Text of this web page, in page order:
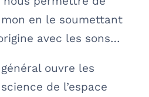
en le soumettant
avec les sons…
ouvre les
de l’espace